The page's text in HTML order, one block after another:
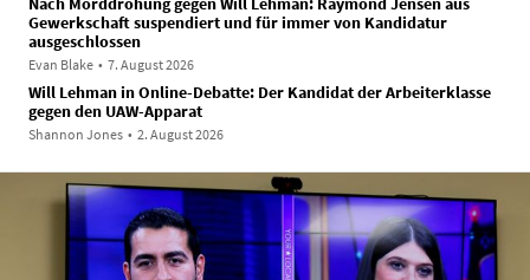
Gewerkschaft suspendiert und für immer von Kandidatur
ausgeschlossen
Evan Blake • 7. August 2026
Will Lehman in Online-Debatte: Der Kandidat der Arbeiterklasse
gegen den UAW-Apparat
Shannon Jones • 2. August 2026